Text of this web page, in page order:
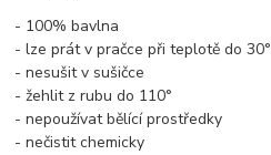
- 100% bavlna
- lze prát v pračce při teplotě do 30°
- nesušit v sušičce
- žehlit z rubu do 110°
- nepoužívat bělící prostředky
- nečistit chemicky